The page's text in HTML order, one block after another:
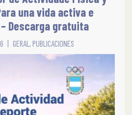
una vida activa e
Descarga gratuita
GERAL , PUBLICACIONES